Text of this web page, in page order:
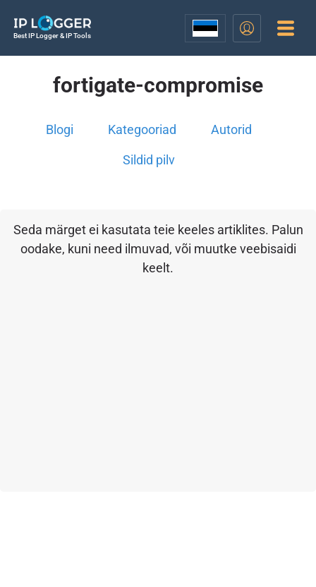
Best IP Logger & IP Tools
fortigate-compromise
Blogi Kategooriad Autorid
Sildid pilv